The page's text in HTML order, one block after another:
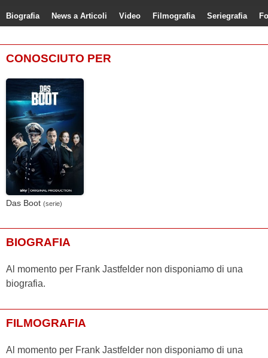
Biografia News a Articoli Video Filmografia Seriegrafia
CONOSCIUTO PER
Das Boot (serie)
BIOGRAFIA
Al momento per Frank Jastfelder non disponiamo di una
biografia.
FILMOGRAFIA
Al momento per Frank Jastfelder non disponiamo di una